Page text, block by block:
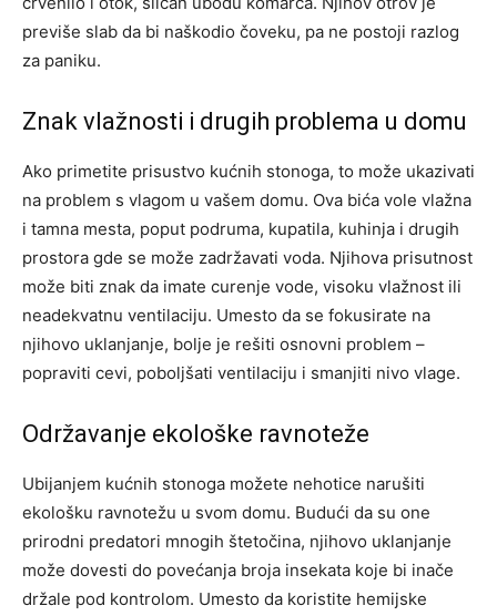
previše slab da bi naškodio čoveku, pa ne postoji razlog
za paniku.
Znak vlažnosti i drugih problema u domu
Ako primetite prisustvo kućnih stonoga, to može ukazivati
na problem s vlagom u vašem domu. Ova bića vole vlažna
i tamna mesta, poput podruma, kupatila, kuhinja i drugih
prostora gde se može zadržavati voda. Njihova prisutnost
može biti znak da imate curenje vode, visoku vlažnost ili
neadekvatnu ventilaciju. Umesto da se fokusirate na
njihovo uklanjanje, bolje je rešiti osnovni problem –
popraviti cevi, poboljšati ventilaciju i smanjiti nivo vlage.
Održavanje ekološke ravnoteže
Ubijanjem kućnih stonoga možete nehotice narušiti
ekološku ravnotežu u svom domu. Budući da su one
prirodni predatori mnogih štetočina, njihovo uklanjanje
može dovesti do povećanja broja insekata koje bi inače
držale pod kontrolom. Umesto da koristite hemijske